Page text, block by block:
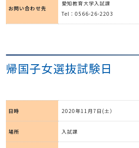
お問い合わせ先
愛知教育大学入試課
Tel：0566-26-2203
帰国子女選抜試験日
日時 2020年11月7日(土）
場所 入試課